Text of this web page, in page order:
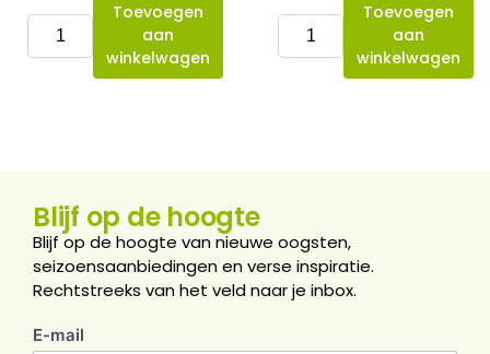
Toevoegen
aan
winkelwagen
Toevoegen
aan
winkelwagen
Blijf op de hoogte
Blijf op de hoogte van nieuwe oogsten,
seizoensaanbiedingen en verse inspiratie.
Rechtstreeks van het veld naar je inbox.
nieuwsbrief
E-mail